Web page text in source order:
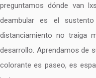
preguntamos dónde van
deambular es el
distanciamiento no traiga
desarrollo. Aprendamos de
colorante es paseo, es